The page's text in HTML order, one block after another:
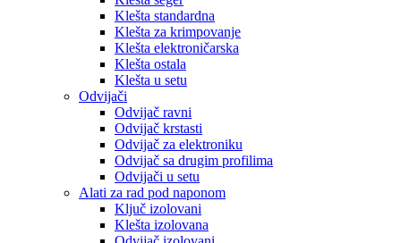
Klešta standardna
Klešta za krimpovanje
Klešta elektroničarska
Klešta ostala
Klešta u setu
Odvijači
Odvijač ravni
Odvijač krstasti
Odvijač za elektroniku
Odvijač sa drugim profilima
Odvijači u setu
Alati za rad pod naponom
Ključ izolovani
Klešta izolovana